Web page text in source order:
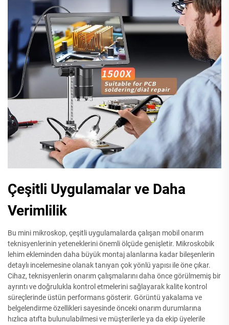
Çeşitli Uygulamalar ve Daha
Verimlilik
Bu mini mikroskop, çeşitli uygulamalarda çalışan mobil onarım
teknisyenlerinin yeteneklerini önemli ölçüde genişletir. Mikroskobik
lehim ekleminden daha büyük montaj alanlarına kadar bileşenlerin
detaylı incelemesine olanak tanıyan çok yönlü yapısı ile öne çıkar.
Cihaz, teknisyenlerin onarım çalışmalarını daha önce görülmemiş bir
ayrıntı ve doğrulukla kontrol etmelerini sağlayarak kalite kontrol
süreçlerinde üstün performans gösterir. Görüntü yakalama ve
belgelendirme özellikleri sayesinde önceki onarım durumlarına
hızlıca atıfta bulunulabilmesi ve müşterilerle ya da ekip üyelerile